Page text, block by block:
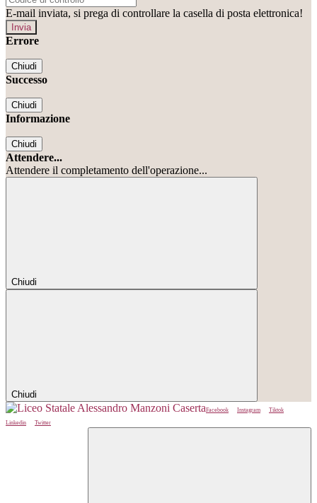
E-mail inviata, si prega di controllare la casella di posta elettronica!
Errore
Chiudi
Successo
Chiudi
Informazione
Chiudi
Attendere...
Attendere il completamento dell'operazione...
Chiudi
Chiudi
Facebook Instagram
Tiktok
Linkedin
Twitter